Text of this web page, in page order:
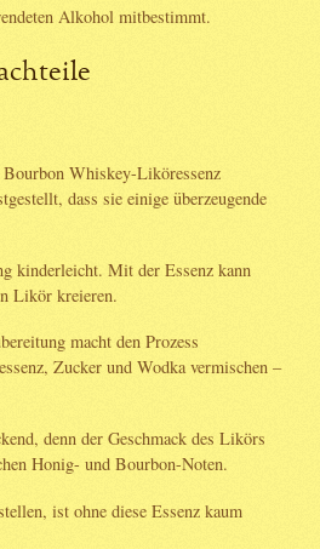
Alkohol mitbestimmt.
Whiskey-Liköressenz
dass sie einige überzeugende
kinderleicht. Mit der Essenz kann
Likör kreieren.
macht den Prozess
Zucker und Wodka vermischen –
denn der Geschmack des Likörs
Honig- und Bourbon-Noten.
ist ohne diese Essenz kaum